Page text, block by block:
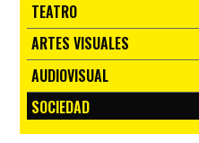
TEATRO
ARTES VISUALES
AUDIOVISUAL
SOCIEDAD